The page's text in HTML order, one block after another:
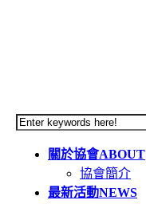
關於協會ABOUT
協會簡介
最新活動NEWS